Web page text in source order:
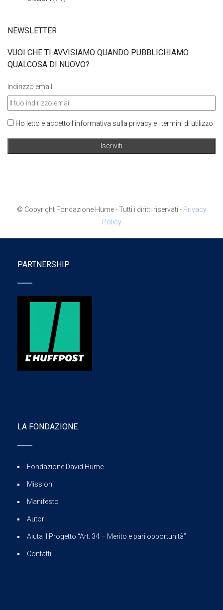
NEWSLETTER
VUOI CHE TI AVVISIAMO QUANDO PUBBLICHIAMO
QUALCOSA DI NUOVO?
Indirizzo email:
Ho letto e accetto l'informativa sulla privacy e i termini di utilizzo
© Copyright Fondazione Hume - Tutti i diritti riservati - Privacy
Policy
PARTNERSHIP
LA FONDAZIONE
Fondazione David Hume
Mission
Manifesto
Autori
Aiuta il Progetto “Art. 34 – Merito e pari opportunità”
Contatti